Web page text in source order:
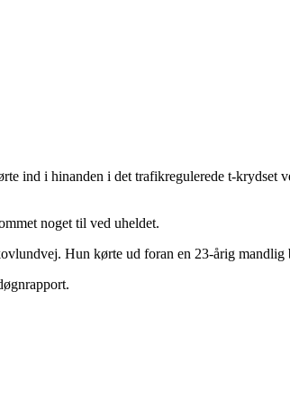
ind i hinanden i det trafikregulerede t-
noget til ved uheldet.
Hun kørte ud foran en 23-årig mandlig